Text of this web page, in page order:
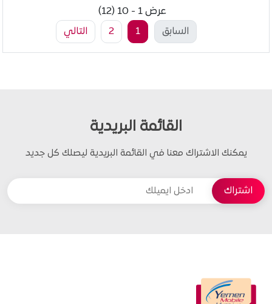
عرض 1 - 10 (12)
السابق
1
2 التالي
القائمة البريدية
يمكنك الاشتراك معنا في القائمة البريدية ليصلك كل جديد